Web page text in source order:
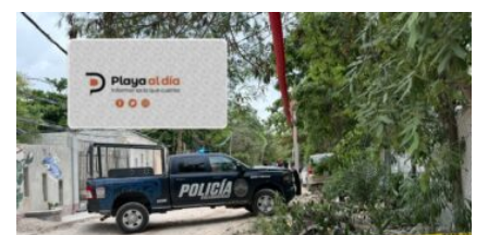
ante la falta de estos, o el propio personal de limpieza
estaría evidenciando la carencia de contenedores, y se
vería la necesidad de darle ese uso a los señalamientos
de tránsito qué fueron colocados en el lugar.
Crédito de las imágenes Playaaldía y a quien corresponda.